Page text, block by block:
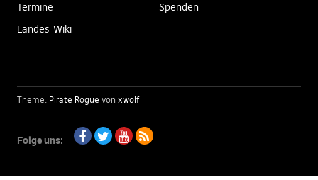
Termine
Landes-Wiki
Spenden
Theme: Pirate Rogue von xwolf
Folge uns: